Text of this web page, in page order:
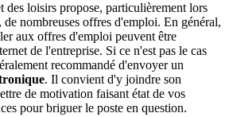
des loisirs propose, particulièrement lors
de nombreuses offres d'emploi. En général,
aux offres d'emploi peuvent être
de l'entreprise. Si ce n'est pas le cas
recommandé d'envoyer un
. Il convient d'y joindre son
de motivation faisant état de vos
pour briguer le poste en question.